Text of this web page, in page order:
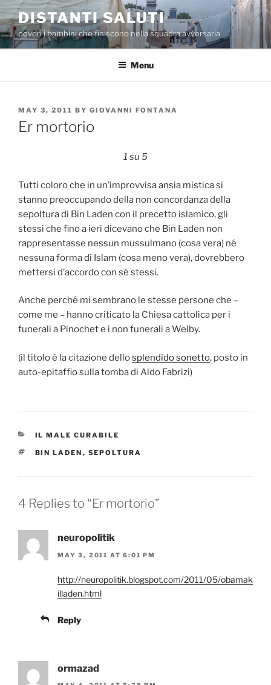
Skip
to
content
DISTANTI SALUTI
poveri i bambini che finiscono nella squadra avversaria
Menu
POSTED
ON
MAY 3, 2011 BY GIOVANNI FONTANA
Er mortorio
1 su 5
Tutti coloro che in un’improvvisa ansia mistica si
stanno preoccupando della non concordanza della
sepoltura di Bin Laden con il precetto islamico, gli
stessi che fino a ieri dicevano che Bin Laden non
rappresentasse nessun mussulmano (cosa vera) né
nessuna forma di Islam (cosa meno vera), dovrebbero
mettersi d’accordo con sé stessi.
Anche perché mi sembrano le stesse persone che –
come me – hanno criticato la Chiesa cattolica per i
funerali a Pinochet e i non funerali a Welby.
(il titolo è la citazione dellosplendido sonetto, posto in
auto-epitaffio sulla tomba di Aldo Fabrizi)
CATEGORIES
IL MALE CURABILE
TAGS
BIN LADEN , SEPOLTURA
4 Replies to “Er mortorio”
neuropolitik
MAY 3, 2011 AT 6:01 PM
http://neuropolitik.blogspot.com/2011/05/obamak
illaden.html
Reply
ormazad